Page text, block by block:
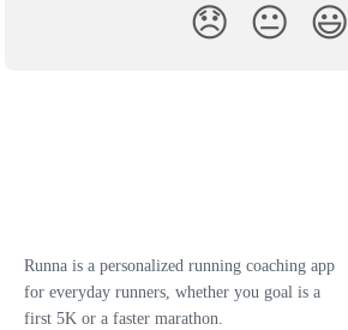
😞 😐 😃
Runna is a personalized running coaching app
for everyday runners, whether you goal is a
first 5K or a faster marathon.